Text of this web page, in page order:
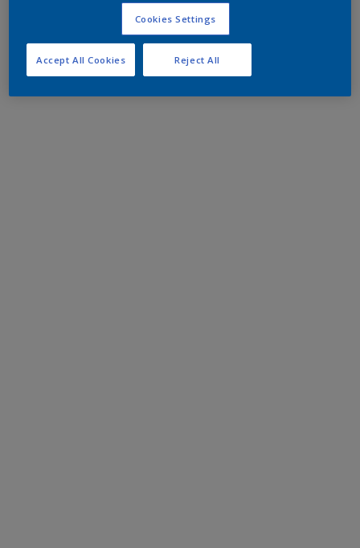
Cookies Settings
Reject All
Accept All Cookies